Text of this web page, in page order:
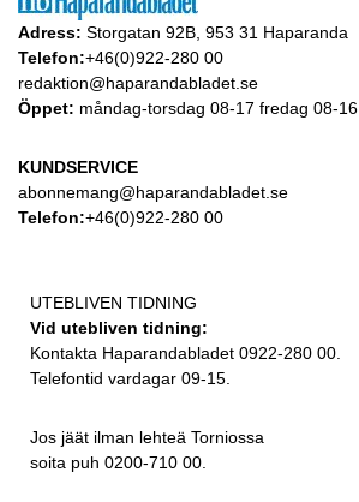
Adress: Storgatan 92B, 953 31 Haparanda
Telefon:+46(0)922-280 00
redaktion@haparandabladet.se
Öppet: måndag-torsdag 08-17 fredag 08-16
KUNDSERVICE
abonnemang@haparandabladet.se
Telefon:+46(0)922-280 00
UTEBLIVEN TIDNING
Vid utebliven tidning:
Kontakta Haparandabladet 0922-280 00.
Telefontid vardagar 09-15.
Jos jäät ilman lehteä Torniossa
soita puh 0200-710 00.